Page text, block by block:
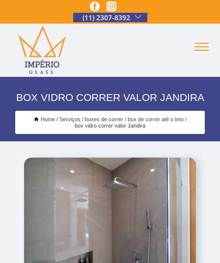
(11) 2307-8392
BOX VIDRO CORRER VALOR JANDIRA
Home Serviços boxes de correr
box de correr até o teto
box vidro correr valor Jandira